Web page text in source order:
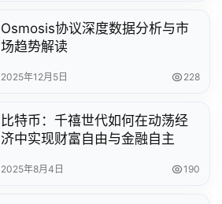
Osmosis协议深度数据分析与市
场趋势解读
2025年12月5日 228
比特币：千禧世代如何在动荡经
济中实现财富自由与金融自主
2025年8月4日 190